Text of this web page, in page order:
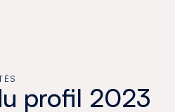
profil 2023